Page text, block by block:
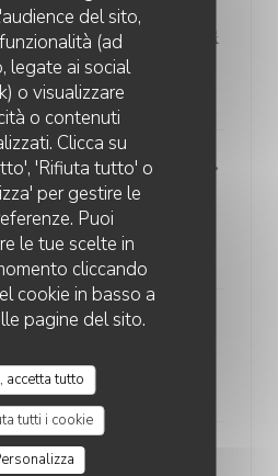
del sito,
(ad
legate ai social
o visualizzare
o contenuti
Clicca su
'Rifiuta tutto' o
per gestire le
Puoi
le tue scelte in
cliccando
cookie in basso a
pagine del sito.
accetta tutto
tutti i cookie
confit shallots &
vegetables
EUR
soja, honey, ginger
green beans with
EUR
salted butter &
EUR
ravioli, shellfish